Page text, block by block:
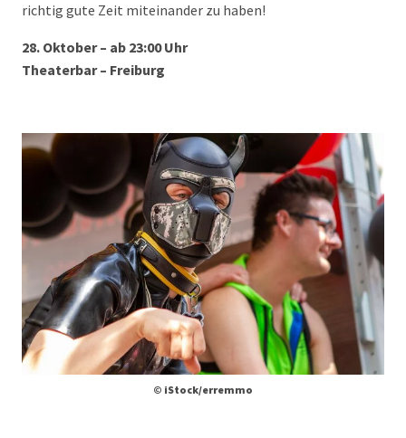
richtig gute Zeit miteinander zu haben!
28. Oktober – ab 23:00 Uhr
Theaterbar – Freiburg
© iStock/erremmo